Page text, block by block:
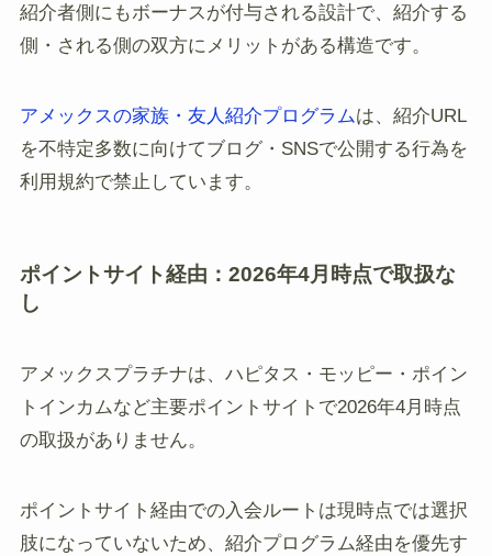
紹介者側にもボーナスが付与される設計で、紹介する
側・される側の双方にメリットがある構造です。
アメックスの家族・友人紹介プログラムは、紹介URL
を不特定多数に向けてブログ・SNSで公開する行為を
利用規約で禁止しています。
ポイントサイト経由：2026年4月時点で取扱な
し
アメックスプラチナは、ハピタス・モッピー・ポイン
トインカムなど主要ポイントサイトで2026年4月時点
の取扱がありません。
ポイントサイト経由での入会ルートは現時点では選択
肢になっていないため、紹介プログラム経由を優先す